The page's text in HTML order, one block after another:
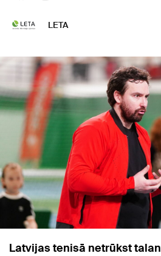
LETA
Latvijas tenisā netrūkst